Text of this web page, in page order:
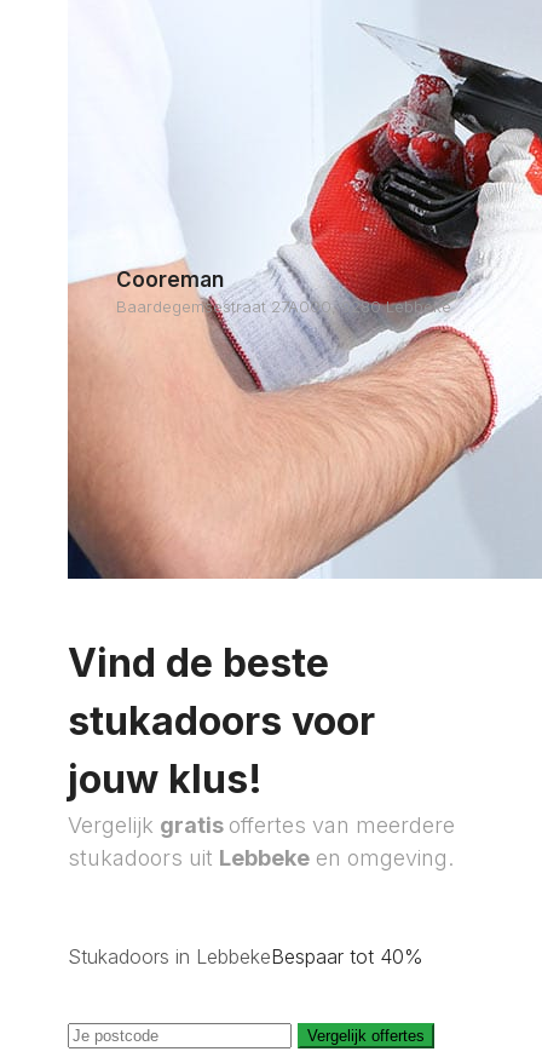
Cooreman
Baardegemsestraat 27A000, 9280 Lebbeke
Vind de beste
stukadoors voor
jouw klus!
Vergelijk gratis offertes van meerdere
stukadoors uit Lebbeke en omgeving.
Stukadoors in LebbekeBespaar tot 40%
Vergelijk offertes